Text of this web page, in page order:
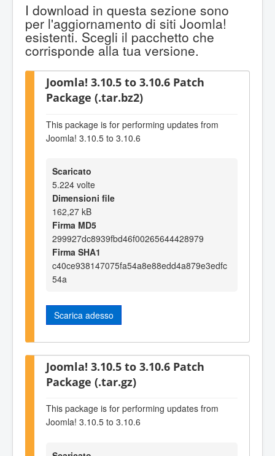
I download in questa sezione sono
per l'aggiornamento di siti Joomla!
esistenti. Scegli il pacchetto che
corrisponde alla tua versione.
Joomla! 3.10.5 to 3.10.6 Patch
Package (.tar.bz2)
This package is for performing updates from
Joomla! 3.10.5 to 3.10.6
Scaricato
5.224 volte
Dimensioni file
162,27 kB
Firma MD5
299927dc8939fbd46f00265644428979
Firma SHA1
c40ce938147075fa54a8e88edd4a879e3edfc
54a
Scarica adesso
Joomla! 3.10.5 to 3.10.6 Patch
Package (.tar.gz)
This package is for performing updates from
Joomla! 3.10.5 to 3.10.6